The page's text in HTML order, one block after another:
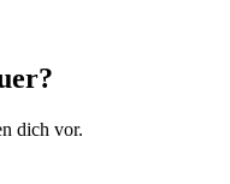
dich vor.